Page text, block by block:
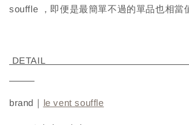
souffle ，即便是最簡單不過的單品也相當
brand｜ le vent souffle